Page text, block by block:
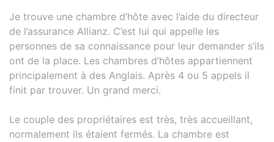
Je trouve une chambre d’hôte avec l’aide du directeur
de l’assurance Allianz. C’est lui qui appelle les
personnes de sa connaissance pour leur demander s’ils
ont de la place. Les chambres d’hôtes appartiennent
principalement à des Anglais. Après 4 ou 5 appels il
finit par trouver. Un grand merci.
Le couple des propriétaires est très, très accueillant,
normalement ils étaient fermés. La chambre est